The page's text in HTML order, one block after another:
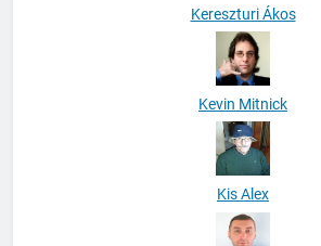
Kereszturi Ákos
Kevin Mitnick
Kis Alex